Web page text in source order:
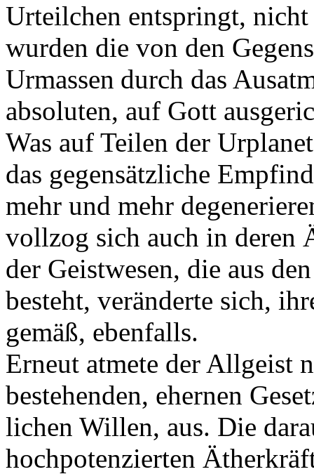
Urteilchen entspringt,
wurden die von den
Urmassen durch das Aus­
absoluten, auf Gott
Was auf Teilen der
das gegensätzliche
mehr und mehr
voll­zog sich auch in deren
der Geistwesen, die aus
besteht, ver­änderte sich,
gemäß, ebenfalls.
Erneut atmete der Allgeist
bestehenden, ehernen
lichen Willen, aus. Die
hochpotenzierten